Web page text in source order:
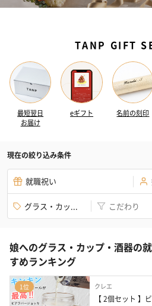
TANP GIFT
最短翌日
お届け
eギフト 名前の刻印
現在の絞り込み条件
就職祝い
グラス・カッ... こだわり
娘へのグラス・カップ・酒器の
すめランキング
1位 クレエ
【 2個セット 】